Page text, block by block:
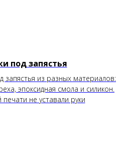
под запястья
запястья из разных материалов:
эпоксидная смола и силикон.
не уставали руки